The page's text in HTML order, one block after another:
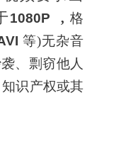
1080P , 格
等)无杂音
、剽窃他人
知识产权或其